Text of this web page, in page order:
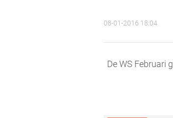
08-01-2016 18:04
De WS Februari